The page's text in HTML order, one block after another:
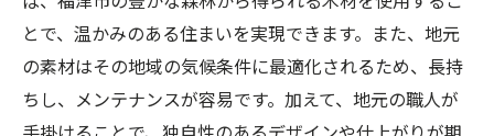
とで、温かみのある住まいを実現できます。また、地元
の素材はその地域の気候条件に最適化されるため、長持
ちし、メンテナンスが容易です。加えて、地元の職人が